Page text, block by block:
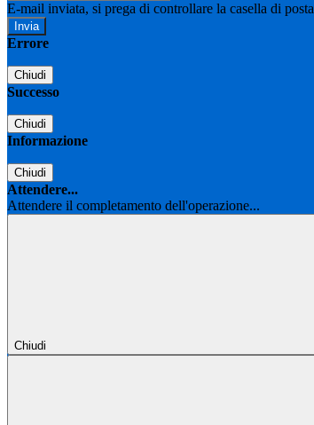
E-mail inviata, si prega di controllare la casella di
Errore
Chiudi
Successo
Chiudi
Informazione
Chiudi
Attendere...
Attendere il completamento dell'operazione...
Chiudi